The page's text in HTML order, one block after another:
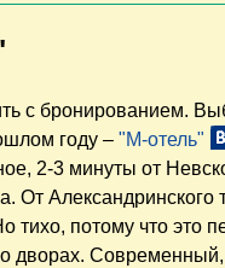
с бронированием.
году – "М-отель"
2-3 минуты от
От
тихо, потому что это
дворах.